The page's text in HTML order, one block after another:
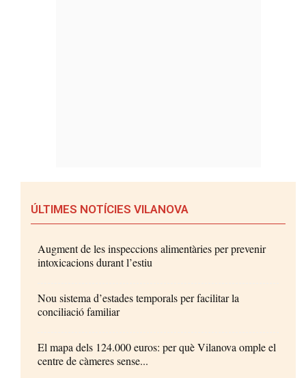
ÚLTIMES NOTÍCIES VILANOVA
Augment de les inspeccions alimentàries per prevenir
intoxicacions durant l’estiu
Nou sistema d’estades temporals per facilitar la
conciliació familiar
El mapa dels 124.000 euros: per què Vilanova omple el
centre de càmeres sense...